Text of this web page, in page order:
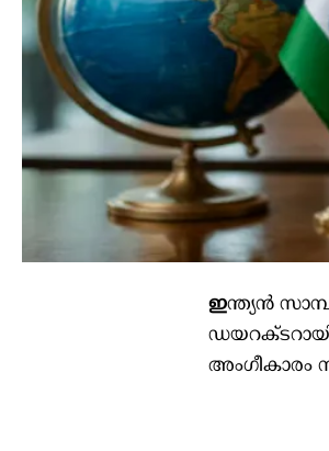
ഇന്ത്യന്‍
അംഗീകാരം